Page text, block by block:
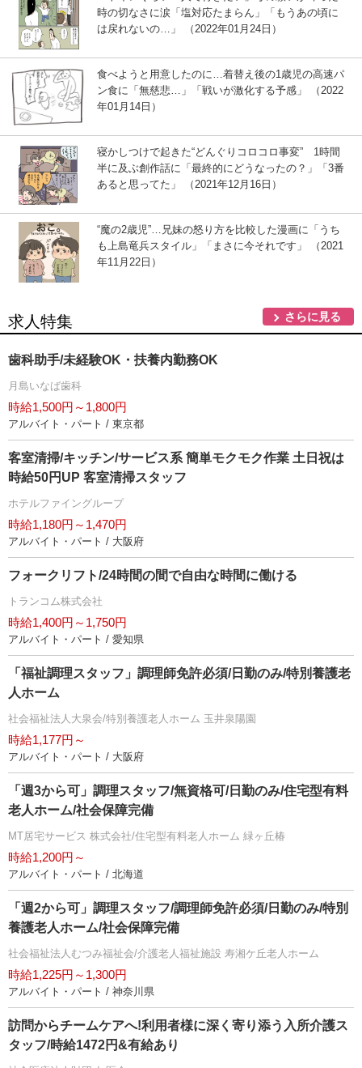
時の切なさに涙「塩対応たまらん」「もうあの頃に
は戻れないの…」 （2022年01月24日）
食べようと用意したのに…着替え後の1歳児の高速パ
ン食に「無慈悲…」「戦いが激化する予感」 （2022
年01月14日）
寝かしつけで起きた“どんぐりコロコロ事変” 1時間
半に及ぶ創作話に「最終的にどうなったの？」「3番
あると思ってた」 （2021年12月16日）
“魔の2歳児”…兄妹の怒り方を比較した漫画に「うち
も上島竜兵スタイル」「まさに今それです」 （2021
年11月22日）
求人特集 さらに見る
歯科助手/未経験OK・扶養内勤務OK
月島いなば歯科
時給1,500円～1,800円
アルバイト・パート / 東京都
客室清掃/キッチン/サービス系 簡単モクモク作業 土日祝は
時給50円UP 客室清掃スタッフ
ホテルファイングループ
時給1,180円～1,470円
アルバイト・パート / 大阪府
フォークリフト/24時間の間で自由な時間に働ける
トランコム株式会社
時給1,400円～1,750円
アルバイト・パート / 愛知県
「福祉調理スタッフ」調理師免許必須/日勤のみ/特別養護老
人ホーム
社会福祉法人大泉会/特別養護老人ホーム 玉井泉陽園
時給1,177円～
アルバイト・パート / 大阪府
「週3から可」調理スタッフ/無資格可/日勤のみ/住宅型有料
老人ホーム/社会保障完備
MT居宅サービス 株式会社/住宅型有料老人ホーム 緑ヶ丘椿
時給1,200円～
アルバイト・パート / 北海道
「週2から可」調理スタッフ/調理師免許必須/日勤のみ/特別
養護老人ホーム/社会保障完備
社会福祉法人むつみ福祉会/介護老人福祉施設 寿湘ケ丘老人ホーム
時給1,225円～1,300円
アルバイト・パート / 神奈川県
訪問からチームケアへ!利用者様に深く寄り添う入所介護ス
タッフ/時給1472円&有給あり